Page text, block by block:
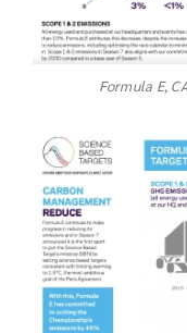
Formula E,